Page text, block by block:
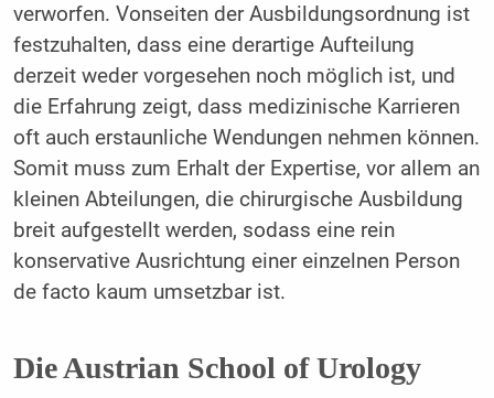
verworfen. Vonseiten der Ausbildungsordnung ist
festzuhalten, dass eine derartige Aufteilung
derzeit weder vorgesehen noch möglich ist, und
die Erfahrung zeigt, dass medizinische Karrieren
oft auch erstaunliche Wendungen nehmen können.
Somit muss zum Erhalt der Expertise, vor allem an
kleinen Abteilungen, die chirurgische Ausbildung
breit aufgestellt werden, sodass eine rein
konservative Ausrichtung einer einzelnen Person
de facto kaum umsetzbar ist.
Die Austrian School of Urology